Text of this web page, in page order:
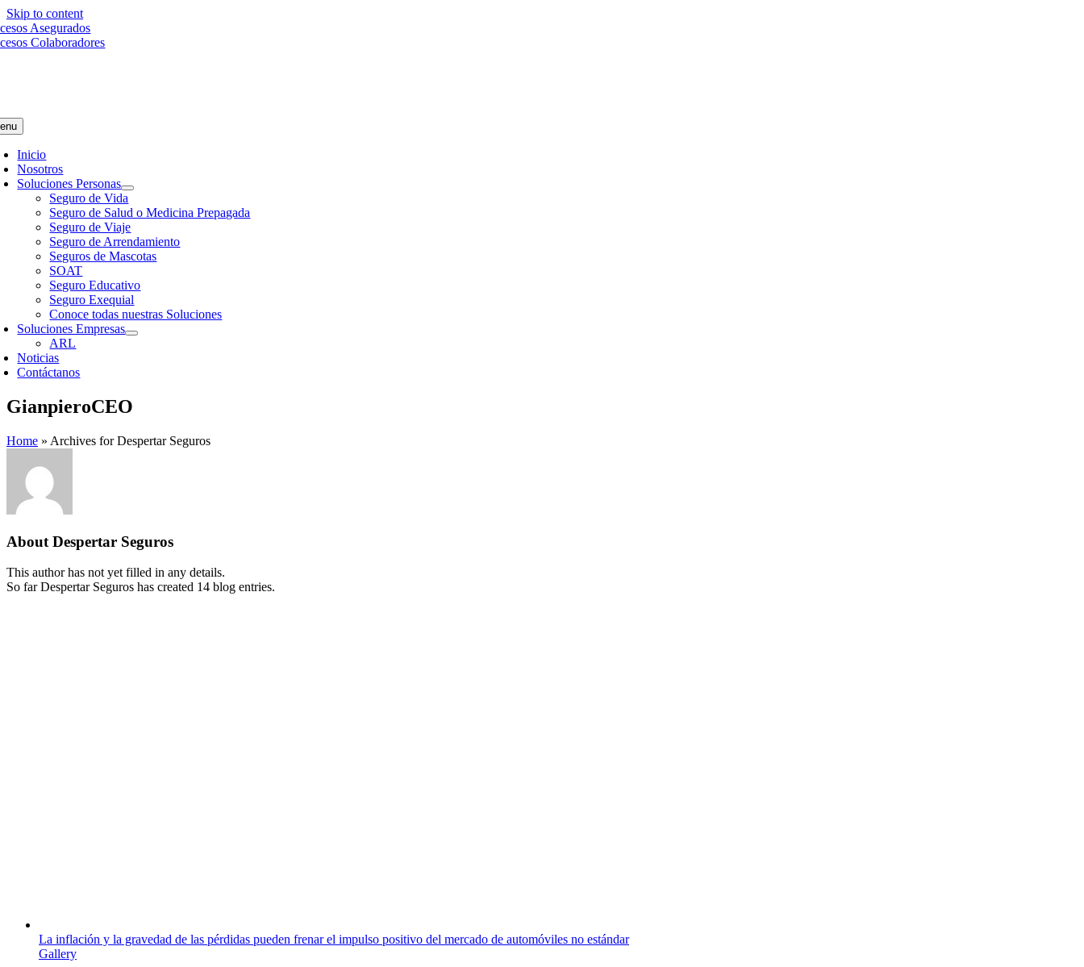
Skip to content
Asegurados
Colaboradores
Inicio
Nosotros
Soluciones Personas
Seguro de Vida
Seguro de Salud o Medicina Prepagada
Seguro de Viaje
Seguro de Arrendamiento
Seguros de Mascotas
SOAT
Seguro Educativo
Seguro Exequial
Conoce todas nuestras Soluciones
Soluciones Empresas
ARL
Noticias
Contáctanos
GianpieroCEO
Home » Archives for Despertar Seguros
About Despertar Seguros
This author has not yet filled in any details.
So far Despertar Seguros has created 14 blog entries.
La inflación y la gravedad de las pérdidas pueden frenar el impulso positivo del mercado de automóviles no estándar
Gallery